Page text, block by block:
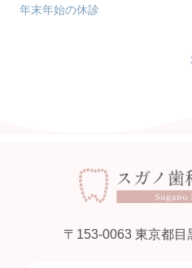
年末年始の休診
〒153-0063 東京都